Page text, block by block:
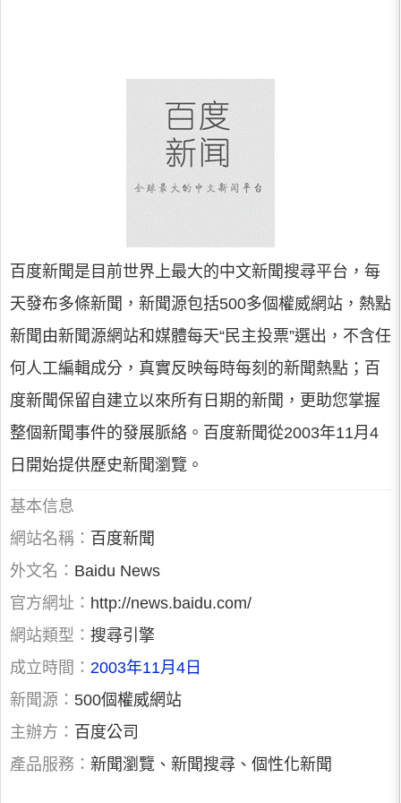
百度新聞是目前世界上最大的中文新聞搜尋平台，每
天發布多條新聞，新聞源包括500多個權威網站，熱點
新聞由新聞源網站和媒體每天“民主投票”選出，不含任
何人工編輯成分，真實反映每時每刻的新聞熱點；百
度新聞保留自建立以來所有日期的新聞，更助您掌握
整個新聞事件的發展脈絡。百度新聞從2003年11月4
日開始提供歷史新聞瀏覽。
基本信息
網站名稱： 百度新聞
外文名： Baidu News
官方網址： http://news.baidu.com/
網站類型： 搜尋引擎
成立時間： 2003年11月4日
新聞源： 500個權威網站
主辦方： 百度公司
產品服務： 新聞瀏覽、新聞搜尋、個性化新聞